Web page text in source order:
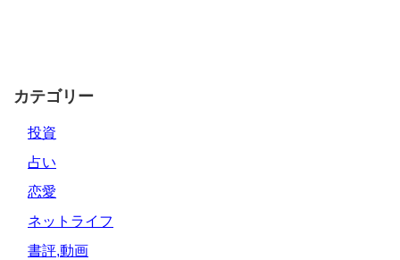
カテゴリー
投資
占い
恋愛
ネットライフ
書評,動画